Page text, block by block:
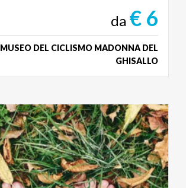
da € 6
MUSEO DEL CICLISMO MADONNA DEL
GHISALLO